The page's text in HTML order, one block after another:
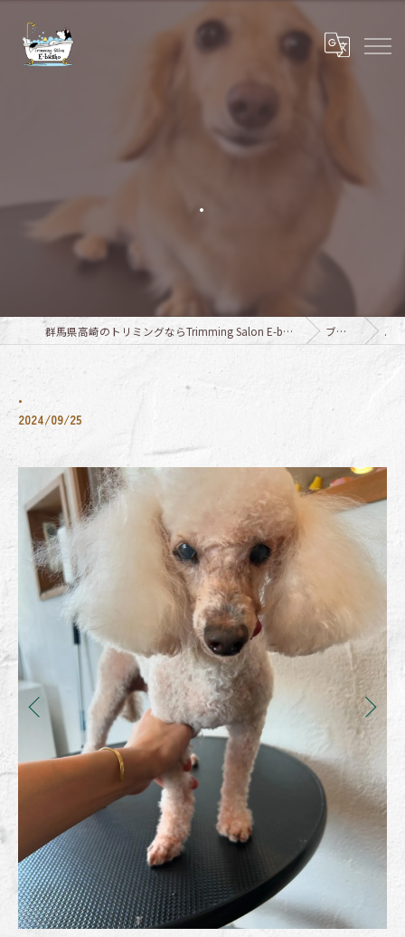
.
群馬県高崎のトリミングならTrimming Salon E-basho ブログ .
.
2024/09/25